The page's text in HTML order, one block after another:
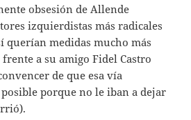
obsesión de Allende
izquierdistas más radicales
querían medidas mucho más
a su amigo Fidel Castro
de que esa vía
porque no le iban a dejar